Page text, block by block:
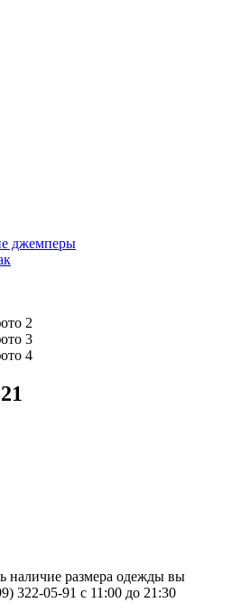
джемперы
наличие размера одежды вы
322-05-91 с 11:00 до 21:30